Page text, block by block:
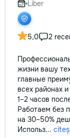
Liber
5,0 2
жизни вашу
главные
всех районах
1–2 часов
Работаем без
на 30–50%
Использ...